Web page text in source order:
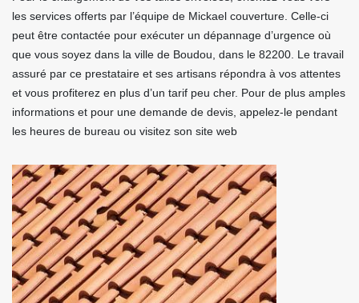
les services offerts par l’équipe de Mickael couverture. Celle-ci
peut être contactée pour exécuter un dépannage d’urgence où
que vous soyez dans la ville de Boudou, dans le 82200. Le travail
assuré par ce prestataire et ses artisans répondra à vos attentes
et vous profiterez en plus d’un tarif peu cher. Pour de plus amples
informations et pour une demande de devis, appelez-le pendant
les heures de bureau ou visitez son site web